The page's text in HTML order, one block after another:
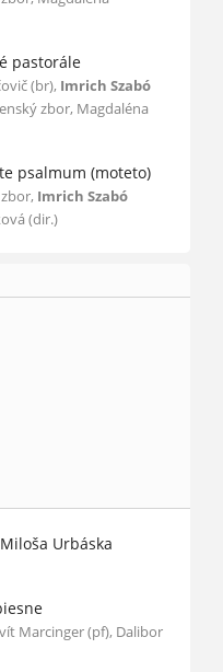
pastorále
(br), Imrich Szabó
zbor, Magdaléna
psalmum (moteto)
Imrich Szabó
(dir.)
Urbáska
Marcinger (pf), Dalibor